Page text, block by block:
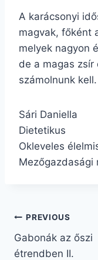
A karácsonyi
magvak, főként
melyek nagyon
de a magas
számolnunk kell.
Sári Daniella
Dietetikus
Okleveles
Mezőgazdasági
Bejegyzés
navigáció
PREVIOUS
Gabonák az őszi
étrendben II.